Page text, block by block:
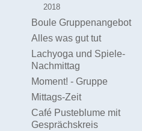
2018
Boule Gruppenangebot
Alles was gut tut
Lachyoga und Spiele-
Nachmittag
Moment! - Gruppe
Mittags-Zeit
Café Pusteblume mit
Gesprächskreis